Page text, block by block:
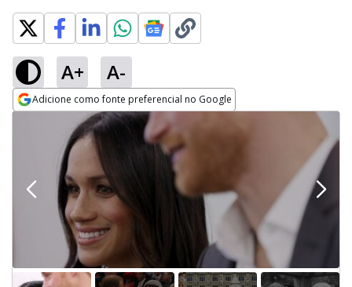
A+ A-
Adicione como fonte preferencial no Google
Opens in new window